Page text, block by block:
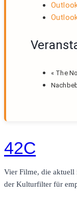
« The
42C
Vier Filme, die aktuell
der Kulturfilter für